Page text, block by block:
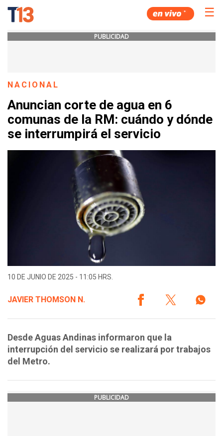
☰
PUBLICIDAD
NACIONAL
Anuncian corte de agua en 6
comunas de la RM: cuándo y dónde
se interrumpirá el servicio
10 DE JUNIO DE 2025 - 11:05 HRS.
JAVIER THOMSON N.
Desde Aguas Andinas informaron que la
interrupción del servicio se realizará por trabajos
del Metro.
PUBLICIDAD